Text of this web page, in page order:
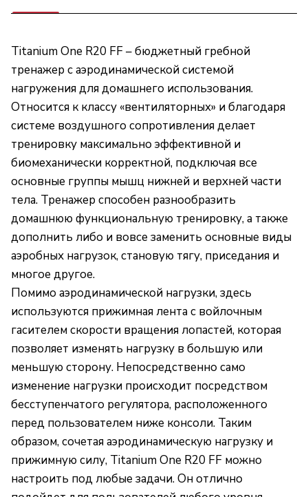
Titanium One R20 FF – бюджетный гребной
тренажер с аэродинамической системой
нагружения для домашнего использования.
Относится к классу «вентиляторных» и благодаря
системе воздушного сопротивления делает
тренировку максимально эффективной и
биомеханически корректной, подключая все
основные группы мышц нижней и верхней части
тела. Тренажер способен разнообразить
домашнюю функциональную тренировку, а также
дополнить либо и вовсе заменить основные виды
аэробных нагрузок, становую тягу, приседания и
многое другое.
Помимо аэродинамической нагрузки, здесь
используются прижимная лента с войлочным
гасителем скорости вращения лопастей, которая
позволяет изменять нагрузку в большую или
меньшую сторону. Непосредственно само
изменение нагрузки происходит посредством
бесступенчатого регулятора, расположенного
перед пользователем ниже консоли. Таким
образом, сочетая аэродинамическую нагрузку и
прижимную силу, Titanium One R20 FF можно
настроить под любые задачи. Он отлично